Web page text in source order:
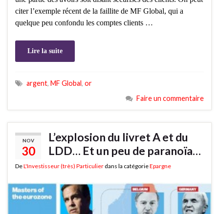
citer l’exemple récent de la faillite de MF Global, qui a
quelque peu confondu les comptes clients …
Lire la suite
argent, MF Global, or
Faire un commentaire
NOV
30
L’explosion du livret A et du
LDD… Et un peu de paranoïa…
DeL'Investisseur (très) Particulier dans la catégorieEpargne